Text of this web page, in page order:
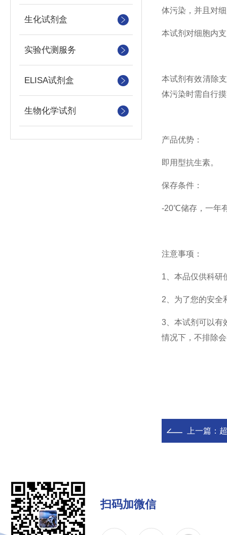
生化试剂盒
实验代测服务
ELISA试剂盒
生物化学试剂
体污染，并且对
本试剂对细胞内
本试剂有效清除
体污染时需自行
产品优势：
即用型抗生素。
保存条件：
-20℃储存，一年
注意事项：
1、本品仅供科研
2、为了您的安全
3、本试剂可以有
情况下，不排除
上一篇：
扫码加微信